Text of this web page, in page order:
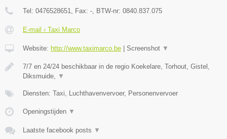
Tel: 0476528651 , Fax: - , BTW-nr: 0840.837.075
E-mail › Taxi Marco
Website: http://www.taximarco.be Screenshot ▼
7/7 en 24/24 beschikbaar in de regio Koekelare, Torhout, Gistel,
Diksmuide,
▼
Diensten: Taxi, Luchthavenvervoer, Personenvervoer
Openingstijden ▼
Laatste facebook posts ▼